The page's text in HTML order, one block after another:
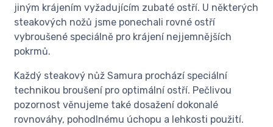
jiným krájením vyžadujícím zubaté ostří. U některých
steakových nožů jsme ponechali rovné ostří
vybroušené speciálně pro krájení nejjemnějších
pokrmů.
Každý steakový nůž Samura prochází speciální
technikou broušení pro optimální ostří. Pečlivou
pozornost věnujeme také dosažení dokonalé
rovnováhy, pohodlnému úchopu a lehkosti použití.